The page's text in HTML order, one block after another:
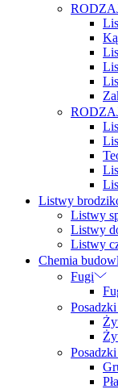
Listwy
Listwy
Listwy
Listwy
Chemia
Fugi